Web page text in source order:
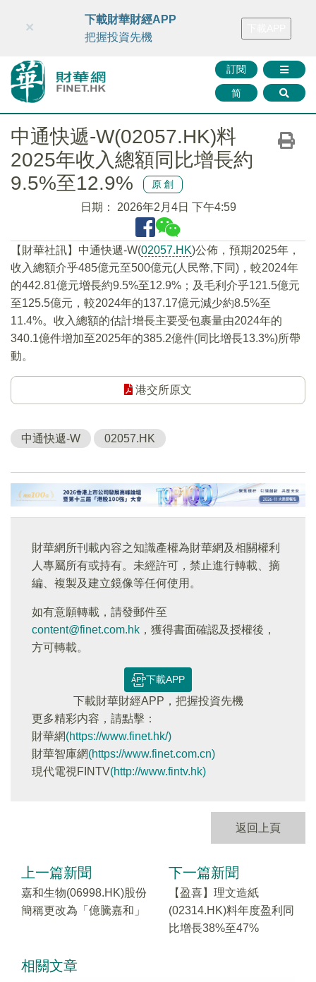
財華智庫網 FINTV FINMETA 財華證券 媒體矩陣
訂閱
简
×
下載財華財經APP
把握投資先機
中通快遞-W(02057.HK)料
2025年收入總額同比增長約
9.5%至12.9%
原創
日期： 2026年2月4日 下午4:59
​【財華社訊】中通快遞-W(02057.HK)公佈，預期2025年，
收入總額介乎485億元至500億元(人民幣,下同)，較2024年
的442.81億元增長約9.5%至12.9%；及毛利介乎121.5億元
至125.5億元，較2024年的137.17億元減少約8.5%至
11.4%。收入總額的估計增長主要受包裹量由2024年的
340.1億件增加至2025年的385.2億件(同比增長13.3%)所帶
動。
港交所原文
中通快遞-W 02057.HK
財華網所刊載內容之知識產權為財華網及相關權利
人專屬所有或持有。未經許可，禁止進行轉載、摘
編、複製及建立鏡像等任何使用。
如有意願轉載，請發郵件至
content@finet.com.hk ，獲得書面確認及授權後，
方可轉載。
下載APP
下載財華財經APP，把握投資先機
更多精彩内容，請點擊：
財華網(https://www.finet.hk/)
財華智庫網(https://www.finet.com.cn)
現代電視FINTV(http://www.fintv.hk)
返回上頁
上一篇新聞
嘉和生物(06998.HK)股份
簡稱更改為「億騰嘉和」
下一篇新聞
【盈喜】理文造紙
(02314.HK)料年度盈利同
比增長38%至47%
相關文章